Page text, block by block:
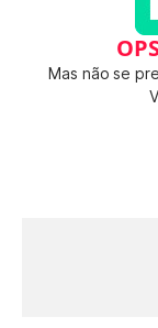
Mas não se